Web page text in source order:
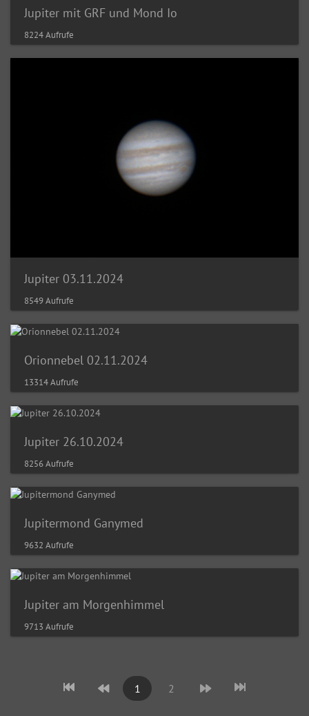
Jupiter mit GRF und Mond Io
8224 Aufrufe
Jupiter 03.11.2024
8549 Aufrufe
Orionnebel 02.11.2024
13314 Aufrufe
Jupiter 26.10.2024
8256 Aufrufe
Jupitermond Ganymed
9632 Aufrufe
Jupiter am Morgenhimmel
9713 Aufrufe
1 2